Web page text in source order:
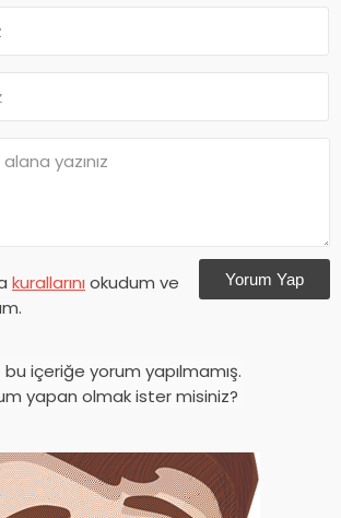
kurallarını okudum ve
Yorum Yap
bu içeriğe yorum yapılmamış.
yapan olmak ister misiniz?